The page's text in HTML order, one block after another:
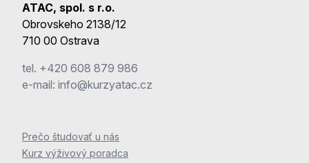
ATAC, spol. s r.o.
Obrovskeho 2138/12
710 00 Ostrava
tel. +420 608 879 986
e-mail: info@kurzyatac.cz
Prečo študovať u nás
Kurz výživový poradca